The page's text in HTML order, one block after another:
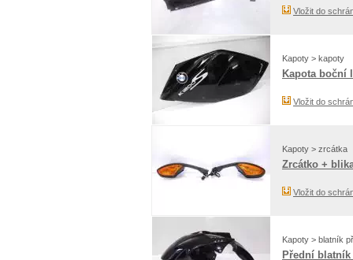
Vložit do
Kapoty > kapoty
Kapota boční
Vložit do
Kapoty > zrcátka
Zrcátko +
Vložit do
Kapoty > blatník
Přední blatník